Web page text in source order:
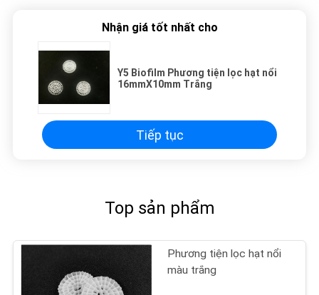
Nhận giá tốt nhất cho
Y5 Biofilm Phương tiện lọc hạt nổi
16mmX10mm Trắng
Tiếp tục
Top sản phẩm
Phương tiện lọc hạt nổi
màu trắng